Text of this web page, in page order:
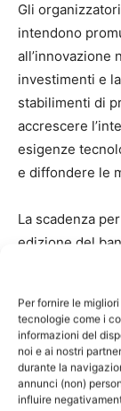
Per fornire le
tecnologie come i
informazioni del
noi e ai nostri
durante la
annunci (non)
influire
Gli
intendono
all’innovazione
investimenti e
stabilimenti di
accrescere
esigenze
e diffondere le
La scadenza
edizione del
Tutte le info al